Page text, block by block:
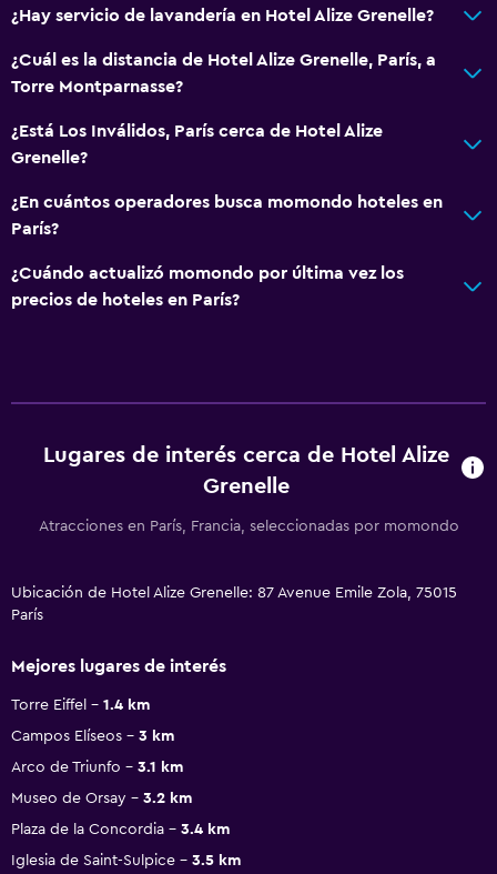
¿Hay servicio de lavandería en Hotel Alize Grenelle?
¿Cuál es la distancia de Hotel Alize Grenelle, París, a
Torre Montparnasse?
¿Está Los Inválidos, París cerca de Hotel Alize
Grenelle?
¿En cuántos operadores busca momondo hoteles en
París?
¿Cuándo actualizó momondo por última vez los
precios de hoteles en París?
Lugares de interés cerca de Hotel Alize
Grenelle
Atracciones en París, Francia, seleccionadas por momondo
Ubicación de Hotel Alize Grenelle: 87 Avenue Emile Zola, 75015
París
Mejores lugares de interés
Torre Eiffel
1.4 km
Campos Elíseos
3 km
Arco de Triunfo
3.1 km
Museo de Orsay
3.2 km
Plaza de la Concordia
3.4 km
Iglesia de Saint-Sulpice
3.5 km